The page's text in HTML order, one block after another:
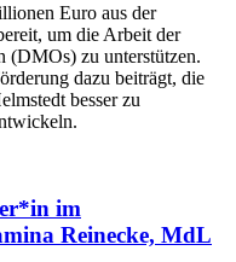
Euro aus der
um die Arbeit der
(DMOs) zu unterstützen.
dazu beiträgt, die
besser zu
im
Reinecke, MdL